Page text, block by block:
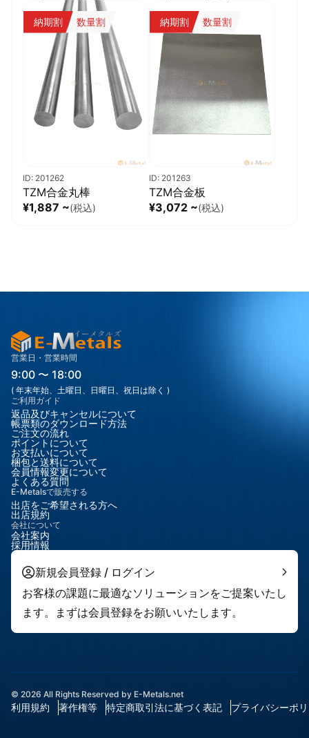
納期割 数量割
ID: 201262
TZM合金丸棒
¥1,887 ~(税込)
納期割 数量割
ID: 201263
TZM合金板
¥3,072 ~(税込)
営業日・営業時間
9:00 〜 18:00
( 年末年始、土曜日、日曜日、祝日は除く )
ご利用ガイド
返品及びキャンセルについて
帳票類のダウンロード方法
ご注文の流れ
ポイントについて
お支払いについて
梱包と送料について
会員情報変更について
よくある質問
E-Metalsで販売する
出店をご希望される方へ
出店規約
会社について
会社案内
採用情報
新規会員登録 / ログイン
お客様の課題に最適なソリューションをご提案いたし
ます。まずは会員登録をお願いいたします。
© 2026 All Rights Reserved by E-Metals.net
利用規約 著作権等 特定商取引法に基づく表記 プライバシーポ